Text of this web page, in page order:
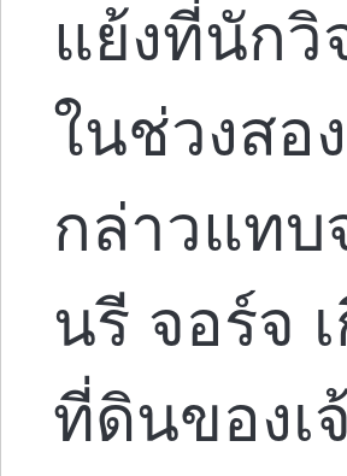
แย้งที่นัก
ในช่วงสอ
กล่าวแทบ
นรี จอร์จ
ที่ดินของเ